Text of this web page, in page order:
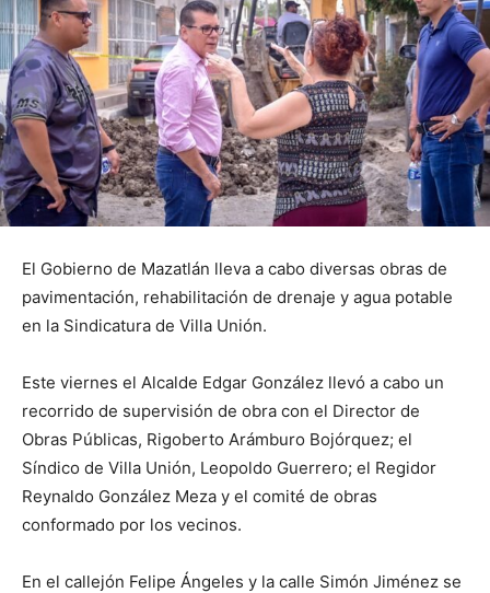
El Gobierno de Mazatlán lleva a cabo diversas obras de
pavimentación, rehabilitación de drenaje y agua potable
en la Sindicatura de Villa Unión.
Este viernes el Alcalde Edgar González llevó a cabo un
recorrido de supervisión de obra con el Director de
Obras Públicas, Rigoberto Arámburo Bojórquez; el
Síndico de Villa Unión, Leopoldo Guerrero; el Regidor
Reynaldo González Meza y el comité de obras
conformado por los vecinos.
En el callejón Felipe Ángeles y la calle Simón Jiménez se